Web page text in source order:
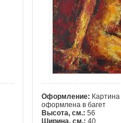
Оформление: Картина
оформлена в багет
Высота, см.:56
Ширина, см.:40